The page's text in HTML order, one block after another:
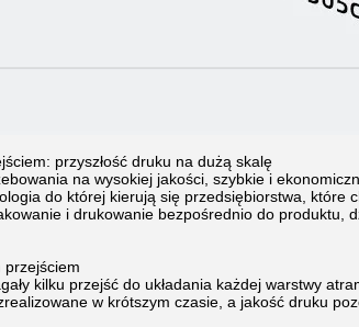
przyszłość druku na dużą skalę
na wysokiej jakości, szybkie i
do której kierują się przedsiębiorstwa, które
i drukowanie bezpośrednio do produktu,
przejściem
kilku przejść do układania każdej warstwy
w krótszym czasie, a jakość druku